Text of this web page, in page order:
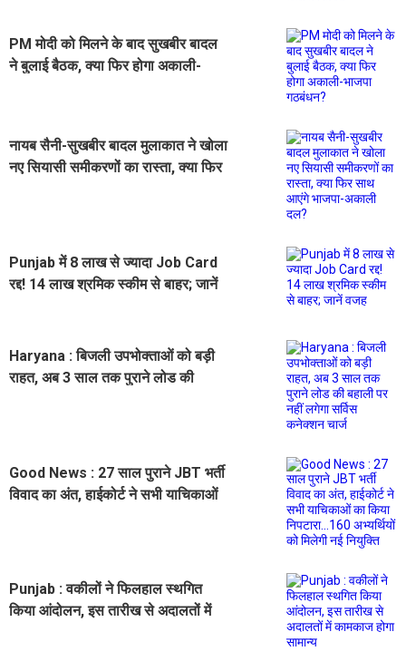
PM मोदी को मिलने के बाद सुखबीर बादल
ने बुलाई बैठक, क्या फिर होगा अकाली-
नायब सैनी-सुखबीर बादल मुलाकात ने खोला
नए सियासी समीकरणों का रास्ता, क्या फिर
Punjab में 8 लाख से ज्यादा Job Card
रद्द! 14 लाख श्रमिक स्कीम से बाहर; जानें
Haryana : बिजली उपभोक्ताओं को बड़ी
राहत, अब 3 साल तक पुराने लोड की
Good News : 27 साल पुराने JBT भर्ती
विवाद का अंत, हाईकोर्ट ने सभी याचिकाओं
Punjab : वकीलों ने फिलहाल स्थगित
किया आंदोलन, इस तारीख से अदालतों में